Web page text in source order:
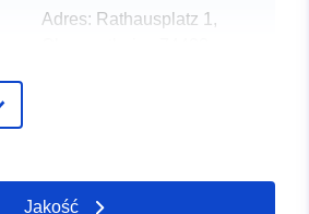
Adres: Rathausplatz 1,
Dodany do data.europa.eu: 21
Jakość